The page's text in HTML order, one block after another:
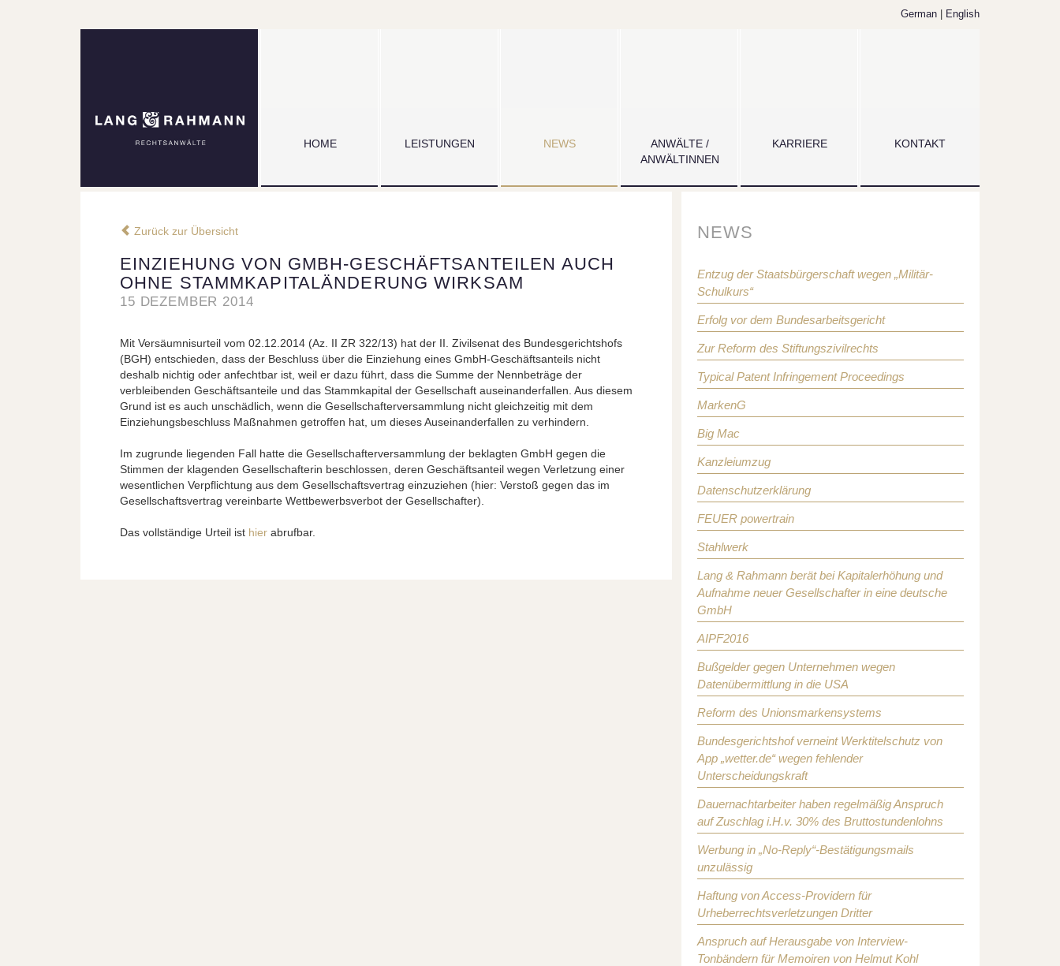
German English
HOME LEISTUNGEN NEWS
ANWÄLTE /
ANWÄLTINNEN
KARRIERE KONTAKT
Zurück zur Übersicht
EINZIEHUNG VON GMBH-GESCHÄFTSANTEILEN AUCH
OHNE STAMMKAPITALÄNDERUNG WIRKSAM
15 DEZEMBER 2014
Mit Versäumnisurteil vom 02.12.2014 (Az. II ZR 322/13) hat der II. Zivilsenat des Bundesgerichtshofs
(BGH) entschieden, dass der Beschluss über die Einziehung eines GmbH-Geschäftsanteils nicht
deshalb nichtig oder anfechtbar ist, weil er dazu führt, dass die Summe der Nennbeträge der
verbleibenden Geschäftsanteile und das Stammkapital der Gesellschaft auseinanderfallen. Aus diesem
Grund ist es auch unschädlich, wenn die Gesellschafterversammlung nicht gleichzeitig mit dem
Einziehungsbeschluss Maßnahmen getroffen hat, um dieses Auseinanderfallen zu verhindern.
Im zugrunde liegenden Fall hatte die Gesellschafterversammlung der beklagten GmbH gegen die
Stimmen der klagenden Gesellschafterin beschlossen, deren Geschäftsanteil wegen Verletzung einer
wesentlichen Verpflichtung aus dem Gesellschaftsvertrag einzuziehen (hier: Verstoß gegen das im
Gesellschaftsvertrag vereinbarte Wettbewerbsverbot der Gesellschafter).
Das vollständige Urteil ist hier abrufbar.
NEWS
Entzug der Staatsbürgerschaft wegen „Militär-
Schulkurs“
Erfolg vor dem Bundesarbeitsgericht
Zur Reform des Stiftungszivilrechts
Typical Patent Infringement Proceedings
MarkenG
Big Mac
Kanzleiumzug
Datenschutzerklärung
FEUER powertrain
Stahlwerk
Lang & Rahmann berät bei Kapitalerhöhung und
Aufnahme neuer Gesellschafter in eine deutsche
GmbH
AIPF2016
Bußgelder gegen Unternehmen wegen
Datenübermittlung in die USA
Reform des Unionsmarkensystems
Bundesgerichtshof verneint Werktitelschutz von
App „wetter.de“ wegen fehlender
Unterscheidungskraft
Dauernachtarbeiter haben regelmäßig Anspruch
auf Zuschlag i.H.v. 30% des Bruttostundenlohns
Werbung in „No-Reply“-Bestätigungsmails
unzulässig
Haftung von Access-Providern für
Urheberrechtsverletzungen Dritter
Anspruch auf Herausgabe von Interview-
Tonbändern für Memoiren von Helmut Kohl